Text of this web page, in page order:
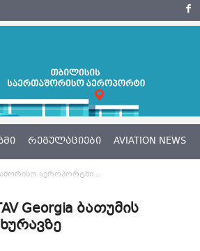
ᲠᲔᲒᲣᲚᲐᲪᲘᲔᲑᲘ AVIATION NEWS
აეროპორტში...
Georgia ბათუმის